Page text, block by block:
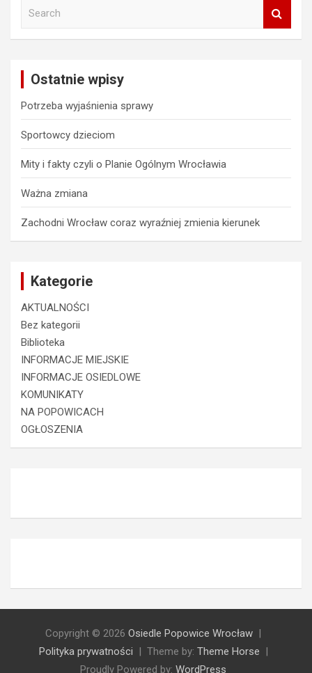
Ostatnie wpisy
Potrzeba wyjaśnienia sprawy
Sportowcy dzieciom
Mity i fakty czyli o Planie Ogólnym Wrocławia
Ważna zmiana
Zachodni Wrocław coraz wyraźniej zmienia kierunek
Kategorie
AKTUALNOŚCI
Bez kategorii
Biblioteka
INFORMACJE MIEJSKIE
INFORMACJE OSIEDLOWE
KOMUNIKATY
NA POPOWICACH
OGŁOSZENIA
Copyright © 2026 Osiedle Popowice Wrocław
Polityka prywatności
Theme by: Theme Horse
Proudly Powered by: WordPress